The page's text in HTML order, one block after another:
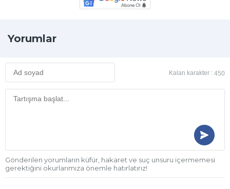
Yorumlar
Kalan karakter : 450
Gönderilen yorumların küfür, hakaret ve suç unsuru içermemesi
gerektiğini okurlarımıza önemle hatırlatırız!